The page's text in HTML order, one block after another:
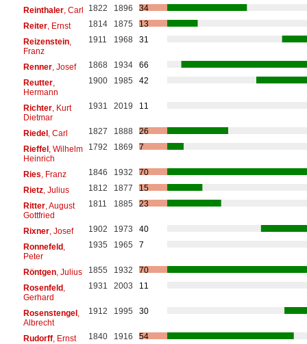
Reinthaler, Carl 1822 1896
34
Reiter, Ernst 1814 1875
13
Reizenstein,
Franz
1911 1968 31
Renner, Josef 1868 1934
66
Reutter,
Hermann
1900 1985 42
Richter, Kurt
Dietmar
1931 2019 11
Riedel, Carl 1827 1888
26
Rieffel, Wilhelm
Heinrich
1792 1869 7
Ries , Franz 1846 1932
70
Rietz, Julius 1812 1877
15
Ritter, August
Gottfried
1811 1885 23
Rixner, Josef 1902 1973
40
Ronnefeld,
Peter
1935 1965 7
Röntgen, Julius 1855 1932
70
Rosenfeld,
Gerhard
1931 2003 11
Rosenstengel,
Albrecht
1912 1995 30
Rudorff, Ernst 1840 1916
54